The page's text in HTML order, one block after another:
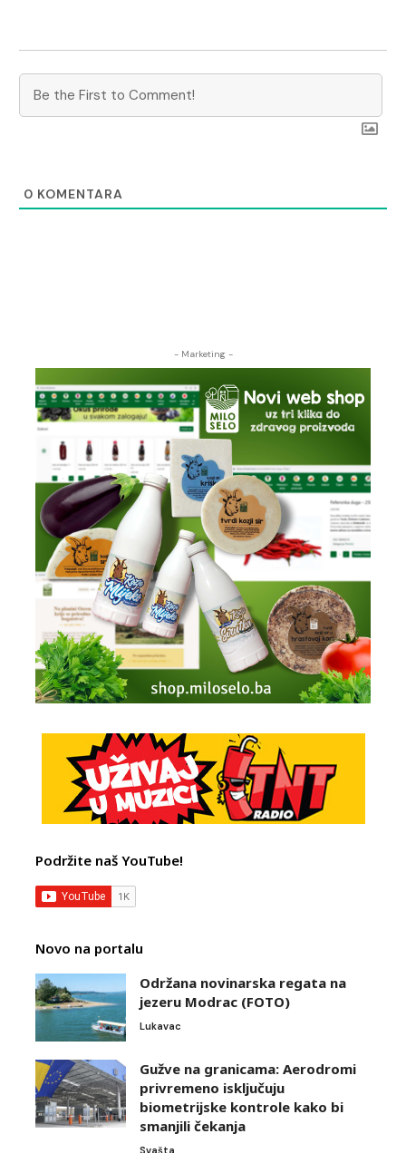
0 KOMENTARA
- Marketing -
Podržite naš YouTube!
Novo na portalu
Održana novinarska regata na
jezeru Modrac (FOTO)
Lukavac
Gužve na granicama: Aerodromi
privremeno isključuju
biometrijske kontrole kako bi
smanjili čekanja
Svašta